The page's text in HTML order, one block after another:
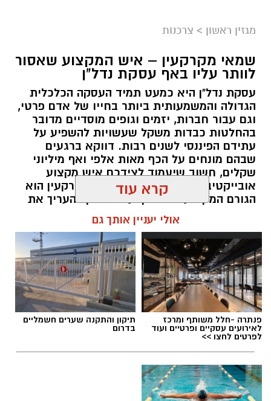
מגזין ראשון > צרכנות
שמאי מקרקעין – איש המקצוע שאסור
לוותר עליו באף עסקת נדל"ן
עסקת נדל"ן היא כמעט תמיד העסקה הכלכלית
הגדולה והמשמעותית ביותר בחייו של אדם פרטי,
וגם עבור חברות, יזמים וגופים מוסדיים מדובר
בהחלטות כבדות משקל שעשויות להשפיע על
עתידם הפיננסי לשנים רבות. דווקא ברגעים
שבהם מונחים על הכף מאות אלפי ואף מיליוני
שקלים, חשוב שיעמוד לצידכם איש מקצוע
אובייקטיבי, מוסמך ומנוסה. שמאי מקרקעין הוא
הגורם המקצועי המוסמך על פי חוק להעריך את
שווי של נכסי מקרקעין, והוא זה שמעניק לכם את
הביטחון לקבל החלטות מבוססות, שקולות
ובטוחות.
תוכן שיווקי / 09:49 05.08.26
קרא עוד
אולי יעניין אותך גם
פנתרה -חלל משותף ומרכז
לאירועים עסקיים ופרטיים ועוד
לפרטים לחצו >>
תיקון והתקנה שערים חשמליים
בדרום